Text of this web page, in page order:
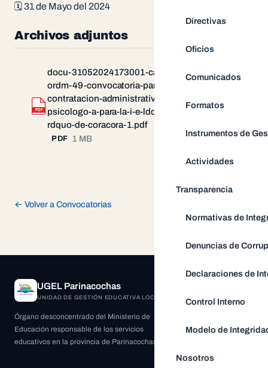
Directivas
Oficios
Comunicados
Formatos
Instrumentos de
Actividades
Transparencia
Normativas de
Denuncias de
Declaraciones de
Control Interno
Modelo de
Nosotros
🗓 31 de Mayo del 2024
Archivos adjuntos
PDF
docu-31052024173001-cas-n-
ordm-49-convocatoria-para-la-
contratacion-administrativa-de-01-
psicologo-a-para-la-i-e-ldquo-n-s-n-
rdquo-de-coracora-1.pdf
PDF 1 MB
Descargar
← Volver a Convocatorias
UGEL Parinacochas
UNIDAD DE GESTIÓN EDUCATIVA LOCAL
Órgano desconcentrado del Ministerio de
Educación responsable de los servicios
educativos en la provincia de Parinacochas.